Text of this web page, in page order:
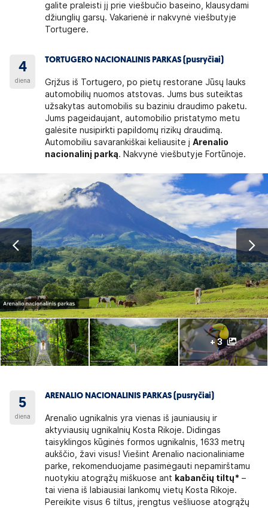
galite praleisti jį prie viešbučio baseino, klausydami
džiunglių garsų. Vakarienė ir nakvynė viešbutyje
Tortugere.
4
diena
TORTUGERO NACIONALINIS PARKAS (pusryčiai)
Grįžus iš Tortugero, po pietų restorane Jūsų lauks
automobilių nuomos atstovas. Jums bus suteiktas
užsakytas automobilis su baziniu draudimo paketu.
Jums pageidaujant, automobilio pristatymo metu
galėsite nusipirkti papildomų rizikų draudimą.
Automobiliu savarankiškai keliausite įArenalio
nacionalinį parką. Nakvynė viešbutyje Fortūnoje.
+ 3
5
diena
ARENALIO NACIONALINIS PARKAS (pusryčiai)
Arenalio ugnikalnis yra vienas iš jauniausių ir
aktyviausių ugnikalnių Kosta Rikoje. Didingas
taisyklingos kūginės formos ugnikalnis, 1633 metrų
aukščio, žavi visus! Viešint Arenalio nacionaliniame
parke, rekomenduojame pasimėgauti nepamirštamu
nuotykiu atogrąžų miškuose ant kabančių tiltų* –
tai viena iš labiausiai lankomų vietų Kosta Rikoje.
Pereikite visus 6 tiltus, įrengtus vešliuose atogrąžų